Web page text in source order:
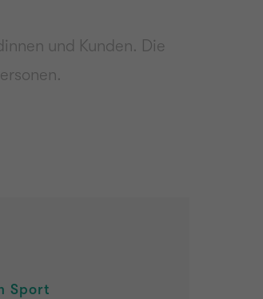
und Kunden. Die
Sport